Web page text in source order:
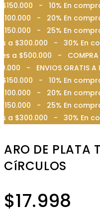
$150.000 - 10% En
$100.000 - 20% En
$150.000 - 25% En
a $300.000 - 30% En
a $500.000 -
- ENVIOS GRATIS A
$150.000 - 10% En
$100.000 - 20% En
$150.000 - 25% En
a $300.000 - 30% En
ARO DE PLATA
CíRCULOS
$17.998